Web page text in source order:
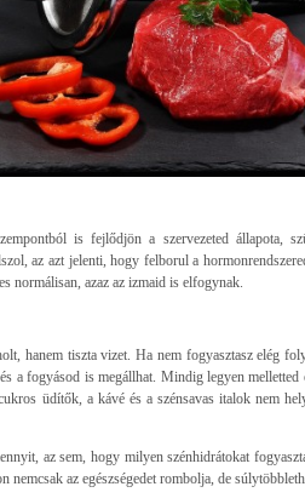
is fejlődjön a szervezeted állapota,
az azt jelenti, hogy felborul a
normálisan, azaz az izmaid is elfogynak.
hanem tiszta vizet. Ha nem fogyasztasz elég
a fogyásod is megállhat. Mindig legyen
üdítők, a kávé és a szénsavas italok nem
az sem, hogy milyen szénhidrátokat
nemcsak az egészségedet rombolja, de